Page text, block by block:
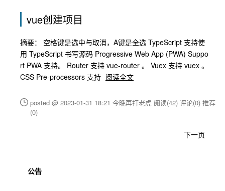
vue创建项目
摘要： 空格键是选中与取消，A键是全选 TypeScript 支持使
用 TypeScript 书写源码 Progressive Web App (PWA) Suppo
rt PWA 支持。 Router 支持 vue-router 。 Vuex 支持 vuex 。
CSS Pre-processors 支持 阅读全文
posted @ 2023-01-31 18:21 今晚再打老虎 阅读(42) 评论(0) 推荐
(0)
下一页
公告